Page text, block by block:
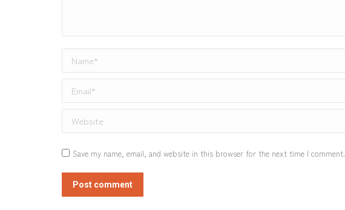
Name *
Email *
Website
Save my name, email, and website in this browser for the next time I comment.
Post comment